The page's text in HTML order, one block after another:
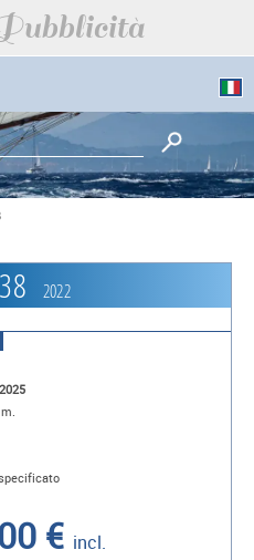
2022
€ incl.